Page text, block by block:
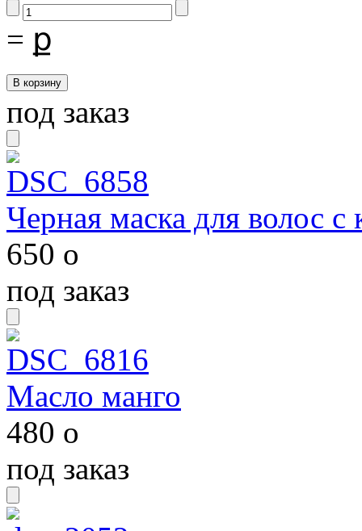
= ք
под заказ
Черная маска для волос
650 o
под заказ
Масло манго
480 o
под заказ